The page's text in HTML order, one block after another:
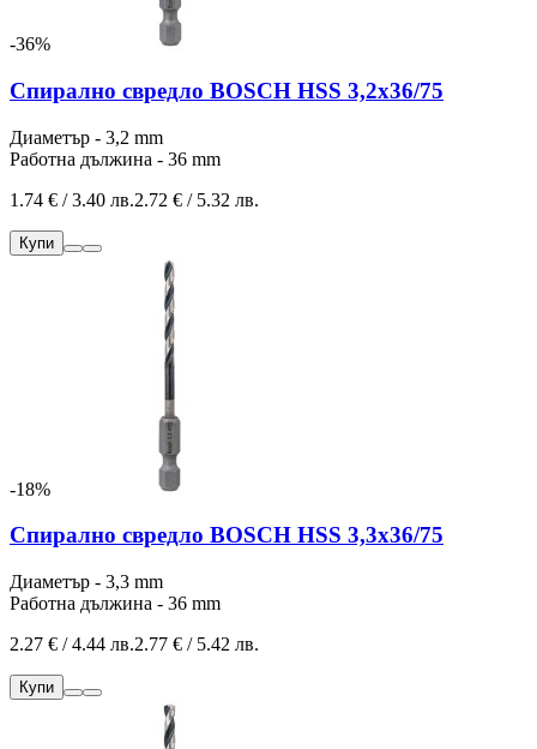
-36%
Спирално свредло BOSCH HSS 3,2x36/75
Диаметър - 3,2 mm
Работна дължина - 36 mm
1.74 € / 3.40 лв.2.72 € / 5.32 лв.
Купи
-18%
Спирално свредло BOSCH HSS 3,3x36/75
Диаметър - 3,3 mm
Работна дължина - 36 mm
2.27 € / 4.44 лв.2.77 € / 5.42 лв.
Купи